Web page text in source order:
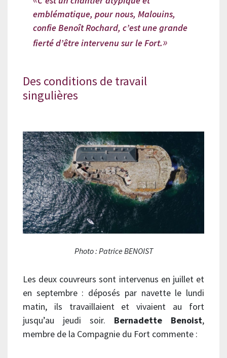
emblématique, pour nous, Malouins,
confie Benoît Rochard, c’est une grande
fierté d’être intervenu sur le Fort.
Des conditions de travail
singulières
Photo : Patrice BENOIST
Les deux couvreurs sont intervenus en juillet et
en septembre : déposés par navette le lundi
matin, ils travaillaient et vivaient au fort
jusqu’au jeudi soir. Bernadette Benoist,
membre de la Compagnie du Fort commente :